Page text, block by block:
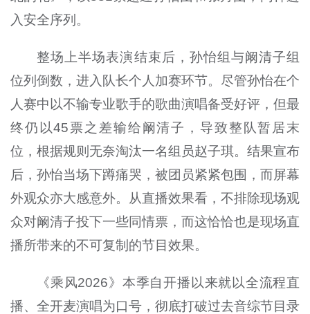
入安全序列。
整场上半场表演结束后，孙怡组与阚清子组
位列倒数，进入队长个人加赛环节。尽管孙怡在个
人赛中以不输专业歌手的歌曲演唱备受好评，但最
终仍以45票之差输给阚清子，导致整队暂居末
位，根据规则无奈淘汰一名组员赵子琪。结果宣布
后，孙怡当场下蹲痛哭，被团员紧紧包围，而屏幕
外观众亦大感意外。从直播效果看，不排除现场观
众对阚清子投下一些同情票，而这恰恰也是现场直
播所带来的不可复制的节目效果。
《乘风2026》本季自开播以来就以全流程直
播、全开麦演唱为口号，彻底打破过去音综节目录